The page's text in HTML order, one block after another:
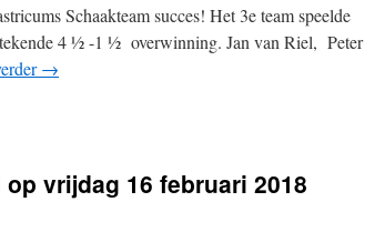
Schaakteam succes! Het 3e team speelde
4 ½ -1 ½ overwinning. Jan van Riel, Peter
→
vrijdag 16 februari 2018